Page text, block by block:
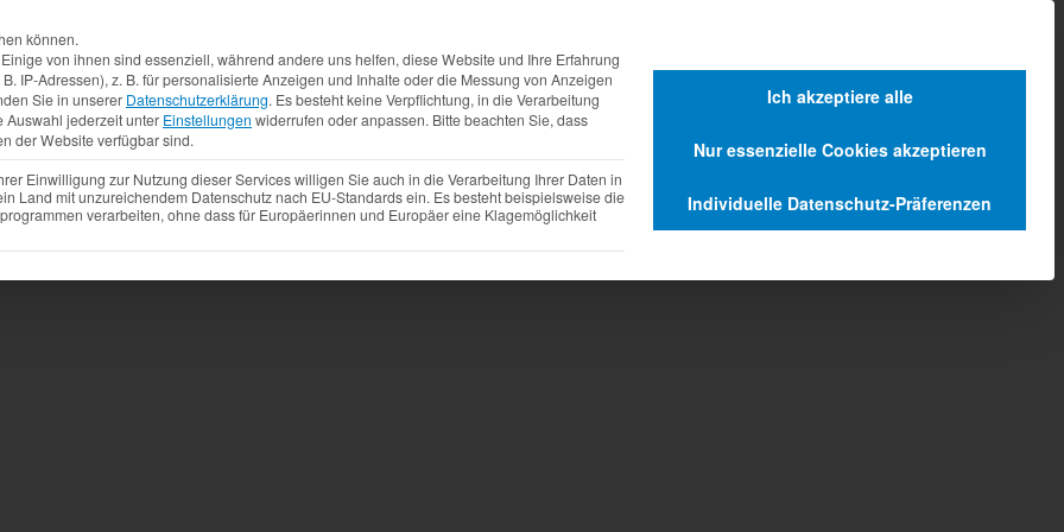
Aktuelles
können.
von ihnen sind essenziell, während andere uns helfen, diese Website und Ihre Erfahrung
IP-Adressen), z. B. für personalisierte Anzeigen und Inhalte oder die Messung von Anzeigen
Sie in unserer Datenschutzerklärung. Es besteht keine Verpflichtung, in die Verarbeitung
Auswahl jederzeit unter Einstellungen widerrufen oder anpassen. Bitte beachten Sie, dass
der Website verfügbar sind.
Einwilligung zur Nutzung dieser Services willigen Sie auch in die Verarbeitung Ihrer Daten in
Land mit unzureichendem Datenschutz nach EU-Standards ein. Es besteht beispielsweise die
verarbeiten, ohne dass für Europäerinnen und Europäer eine Klagemöglichkeit
Ich akzeptiere alle
Nur essenzielle Cookies akzeptieren
Individuelle Datenschutz-Präferenzen